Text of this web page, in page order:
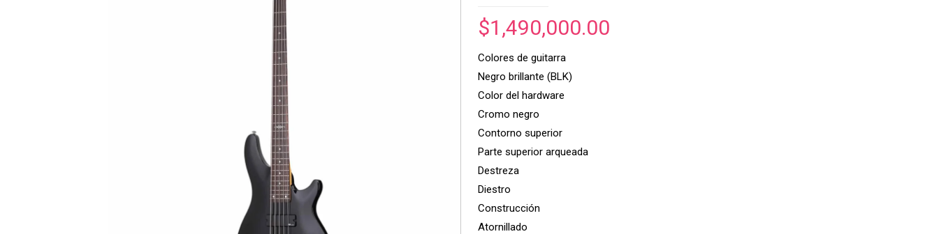
$1,490,000.00
Colores de guitarra
Negro brillante (BLK)
Color del hardware
Cromo negro
Contorno superior
Parte superior arqueada
Destreza
Diestro
Construcción
Atornillado